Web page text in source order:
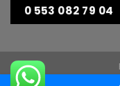
0 553 082 79 04